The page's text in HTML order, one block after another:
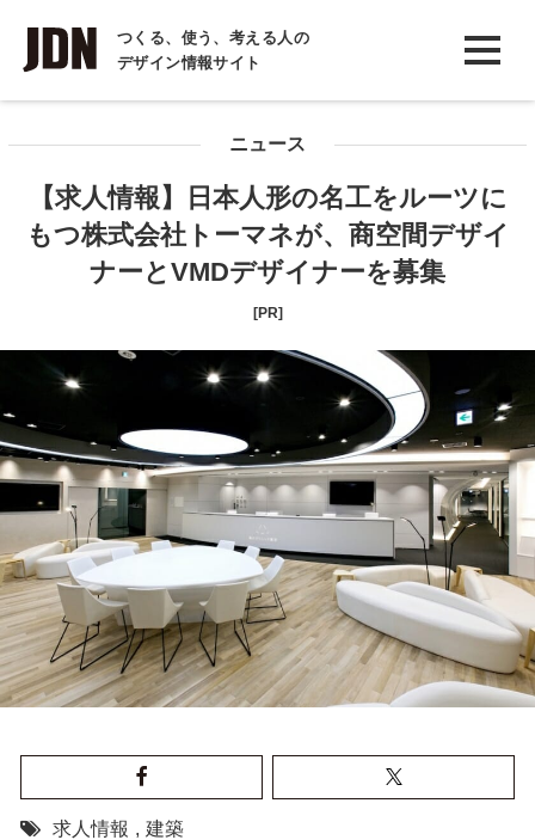
つくる、使う、考える人の
デザイン情報サイト
INTERVIEW
インタビュー
COLUMN
コラム
ニュース
【求人情報】日本人形の名工をルーツに
もつ株式会社トーマネが、商空間デザイ
ナーとVMDデザイナーを募集
[PR]
求人情報 , 建築